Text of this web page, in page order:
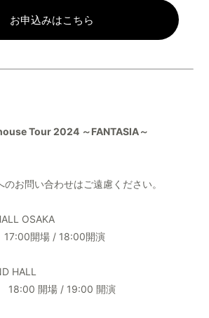
お申込みはこちら
Tour 2024 ～FANTASIA～
お問い合わせはご遠慮ください。
OSAKA
17:00開場 / 18:00開演
HALL
18:00 開場 / 19:00 開演